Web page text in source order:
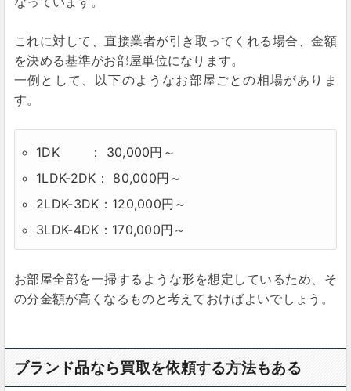
これに対して、直接業者が引き取ってくれる場合、金額
を決める基準がお部屋単位になります。
一例として、以下のようなお部屋ごとの相場がありま
す。
1DK ： 30,000円～
1LDK-2DK： 80,000円～
2LDK-3DK：120,000円～
3LDK-4DK：170,000円～
お部屋全部を一掃するような形を想定しているため、そ
の分金額が高くなるものと考えておけばよいでしょう。
ブランド品なら買取を依頼する方法もある